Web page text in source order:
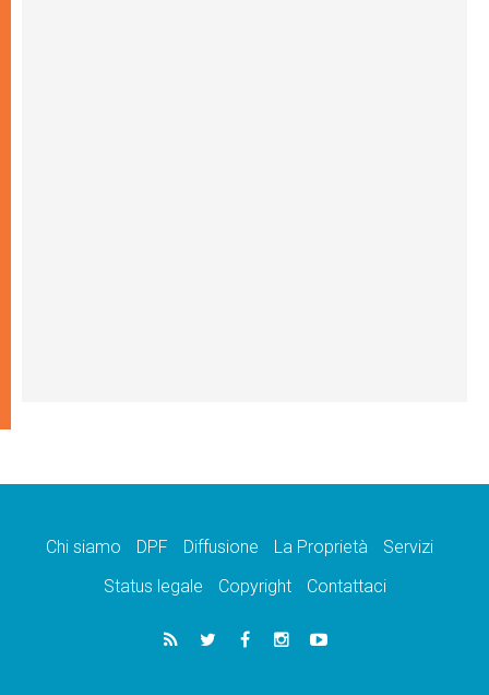
Chi siamo DPF Diffusione La Proprietà
Servizi
Status legale
Copyright Contattaci